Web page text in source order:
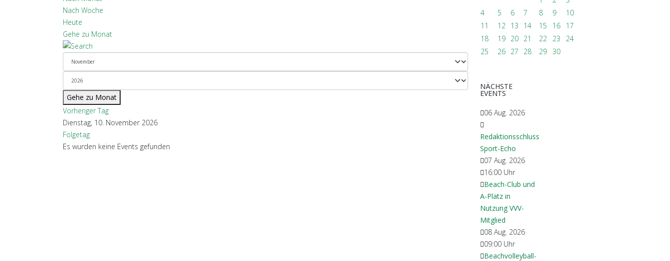
Nach Woche
Heute
Gehe zu Monat
Gehe zu Monat
Vorheriger Tag
Dienstag, 10. November 2026
Folgetag
Es wurden keine Events gefunden
4
5 6 7 8 9
10
11
12 13 14 15 16
17
18
19 20 21 22 23
24
25
26 27 28 29 30
NÄCHSTE
EVENTS
06 Aug. 2026
Redaktionsschluss
Sport-Echo
07 Aug. 2026
16:00 Uhr
Beach-Club und
A-Platz in
Nutzung VVV-
Mitglied
08 Aug. 2026
09:00 Uhr
Beachvolleyball-